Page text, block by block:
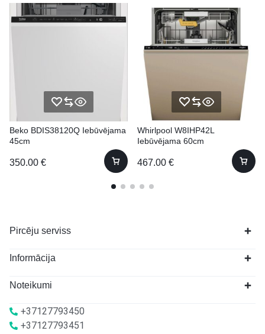
Beko BDIS38120Q Iebūvējama
45cm
350.00 €
Whirlpool W8IHP42L
Iebūvējama 60cm
467.00 €
Pircēju serviss
Informācija
Noteikumi
+37127793450
+37127793451